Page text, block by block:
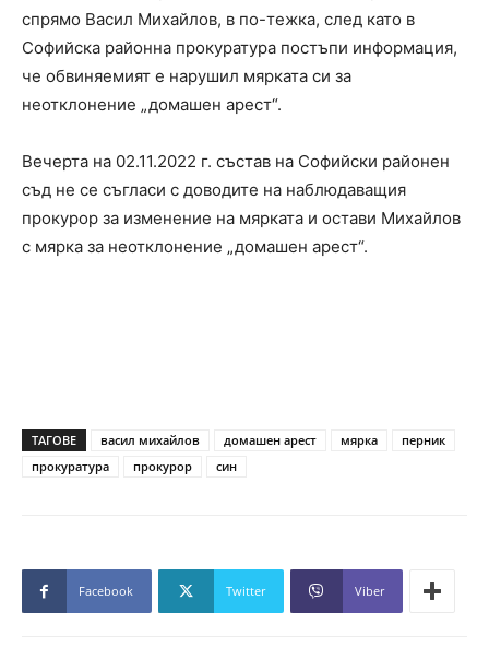
спрямо Васил Михайлов, в по-тежка, след като в
Софийска районна прокуратура постъпи информация,
че обвиняемият е нарушил мярката си за
неотклонение „домашен арест“.
Вечерта на 02.11.2022 г. състав на Софийски районен
съд не се съгласи с доводите на наблюдаващия
прокурор за изменение на мярката и остави Михайлов
с мярка за неотклонение „домашен арест“.
ТАГОВЕ васил михайлов домашен арест мярка
перник
прокуратура
прокурор син
Facebook Twitter Viber